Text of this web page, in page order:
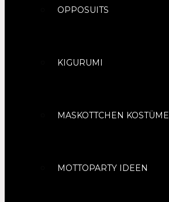
OPPOSUITS
KIGURUMI
MASKOTTCHEN KOSTÜME
MOTTOPARTY IDEEN